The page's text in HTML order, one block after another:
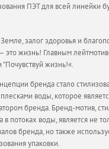
ПЭТ для всей линейки
залог здоровья и
это жизнь! Главным
жизнь!«.
бренда стало
воды, которое
бренда. Бренд-мотив,
в потоках воды, является не
бренда, но также
упаковки.